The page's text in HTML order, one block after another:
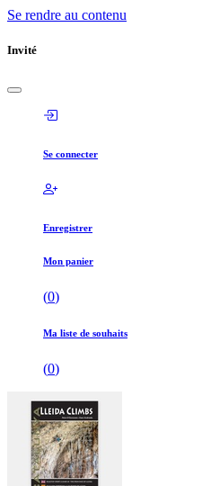
Se rendre au contenu
Invité
Se connecter
Enregistrer
Mon panier
(0)
Ma liste de souhaits
(0)